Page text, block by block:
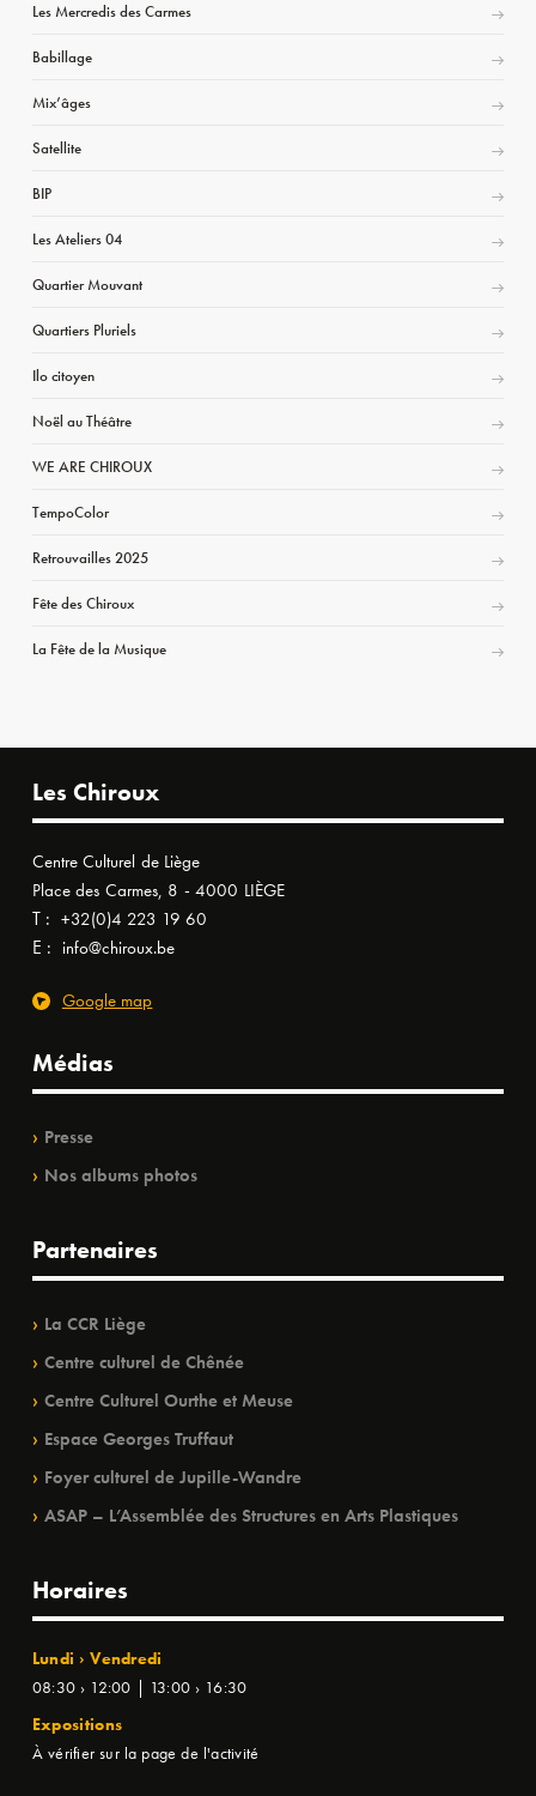
Les Mercredis des Carmes
Babillage
Mix’âges
Satellite
BIP
Les Ateliers 04
Quartier Mouvant
Quartiers Pluriels
Ilo citoyen
Noël au Théâtre
WE ARE CHIROUX
TempoColor
Retrouvailles 2025
Fête des Chiroux
La Fête de la Musique
Les Chiroux
Centre Culturel de Liège
Place des Carmes, 8 - 4000 LIÈGE
T : +32(0)4 223 19 60
E : info@chiroux.be
Google map
Médias
Presse
Nos albums photos
Partenaires
La CCR Liège
Centre culturel de Chênée
Centre Culturel Ourthe et Meuse
Espace Georges Truffaut
Foyer culturel de Jupille-Wandre
ASAP – L’Assemblée des Structures en Arts Plastiques
Horaires
Lundi › Vendredi
08:30 › 12:00 | 13:00 › 16:30
Expositions
À vérifier sur la page de l'activité